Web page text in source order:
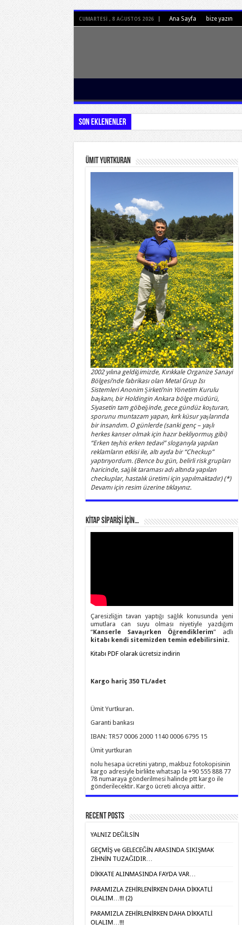
CUMARTESI , 8 AĞUSTOS 2026 Ana Sayfa bize yazın
Son Eklenenler
Ümit Yurtkuran
2002 yılına geldiğimizde, Kırıkkale Organize Sanayi
Bölgesi’nde fabrikası olan Metal Grup Isı
Sistemleri Anonim Şirketi’nin Yönetim Kurulu
başkanı, bir Holdingin Ankara bölge müdürü,
Siyasetin tam göbeğinde, gece gündüz koşturan,
sporunu muntazam yapan, kırk küsur yaşlarında
bir insandım. O günlerde (sanki genç – yaşlı
herkes kanser olmak için hazır bekliyormuş gibi)
“Erken teşhis erken tedavi” sloganıyla yapılan
reklamların etkisi ile, altı ayda bir “Checkup”
yaptırıyordum. (Bence bu gün, belirli risk grupları
haricinde, sağlık taraması adı altında yapılan
checkuplar, hastalık üretimi için yapılmaktadır) (*)
Devamı için resim üzerine tıklayınız.
KİTAP SİPARİŞİ İÇİN…
Çaresizliğin tavan yaptığı sağlık konusunda yeni
umutlara can suyu olması niyetiyle yazdığım
“Kanserle Savaşırken Öğrendiklerim” adlı
kitabı kendi sitemizden temin edebilirsiniz.
Kitabı PDF olarak ücretsiz indirin
Kargo hariç 350 TL/adet
Ümit Yurtkuran.
Garanti bankası
IBAN: TR57 0006 2000 1140 0006 6795 15
Ümit yurtkuran
nolu hesapa ücretini yatırıp, makbuz fotokopisinin
kargo adresiyle birlikte whatsap la +90 555 888 77
78 numaraya gönderilmesi halinde ptt kargo ile
gönderilecektir. Kargo ücreti alıcıya aittir.
Recent Posts
YALNIZ DEĞİLSİN
GEÇMİŞ ve GELECEĞİN ARASINDA SIKIŞMAK
ZİHNİN TUZAĞIDIR…
DİKKATE ALINMASINDA FAYDA VAR…
PARAMIZLA ZEHİRLENİRKEN DAHA DİKKATLİ
OLALIM…!!! (2)
PARAMIZLA ZEHİRLENİRKEN DAHA DİKKATLİ
OLALIM…!!!